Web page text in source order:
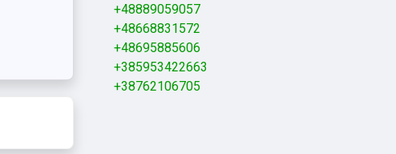
+48889059057
+48668831572
+48695885606
+385953422663
+38762106705